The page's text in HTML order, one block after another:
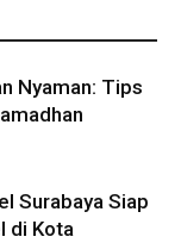
Nyaman: Tips
Surabaya Siap
di Kota